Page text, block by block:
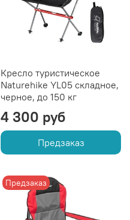
Кресло туристическое
Naturehike YL05 складное,
черное, до 150 кг
4 300 руб
Предзаказ
Предзаказ